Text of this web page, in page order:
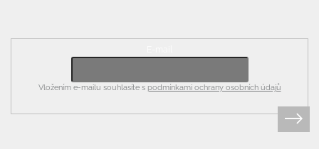
Vložením e-mailu souhlasíte s podmínkami ochrany osobních údajů